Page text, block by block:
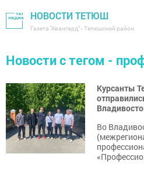
НОВОСТИ ТЕТЮШ
Газета "Авангард" - Тетюшский район
Новости с тегом -
Курсанты
Во